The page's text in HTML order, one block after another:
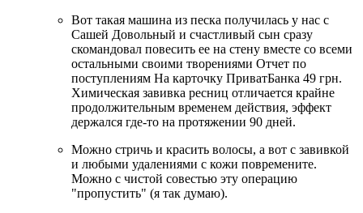
Вот такая машина из песка получилась у нас с
Сашей Довольный и счастливый сын сразу
скомандовал повесить ее на стену вместе со всеми
остальными своими творениями Отчет по
поступлениям На карточку ПриватБанка 49 грн.
Химическая завивка ресниц отличается крайне
продолжительным временем действия, эффект
держался где-то на протяжении 90 дней.
Можно стричь и красить волосы, а вот с завивкой
и любыми удалениями с кожи повремените.
Можно с чистой совестью эту операцию
"пропустить" (я так думаю).